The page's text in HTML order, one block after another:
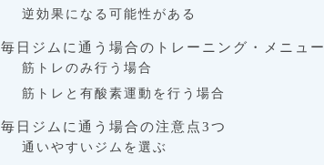
逆効果になる可能性がある
毎日ジムに通う場合のトレーニング・メニュー
筋トレのみ行う場合
筋トレと有酸素運動を行う場合
毎日ジムに通う場合の注意点3つ
通いやすいジムを選ぶ